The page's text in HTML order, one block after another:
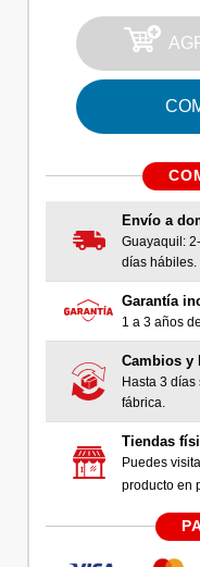
Envío a
Guayaquil:
días hábiles.
Garantía
1 a 3 años
Cambios y
Hasta 3 días
fábrica.
Tiendas
Puedes
producto en